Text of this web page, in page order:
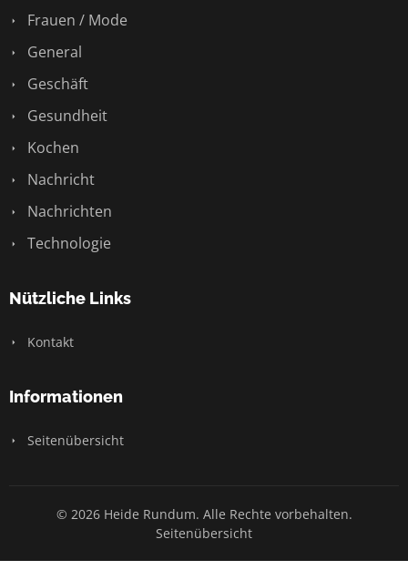
Frauen / Mode
General
Geschäft
Gesundheit
Kochen
Nachricht
Nachrichten
Technologie
Nützliche Links
Kontakt
Informationen
Seitenübersicht
© 2026 Heide Rundum. Alle Rechte vorbehalten.
Seitenübersicht